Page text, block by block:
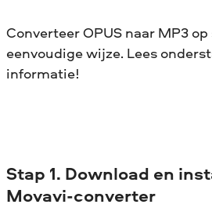
Converteer OPUS naar MP3 op
eenvoudige wijze. Lees
informatie!
Stap 1. Download en
Movavi-converter